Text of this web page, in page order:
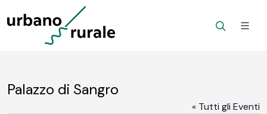
Palazzo di Sangro
« Tutti gli Eventi